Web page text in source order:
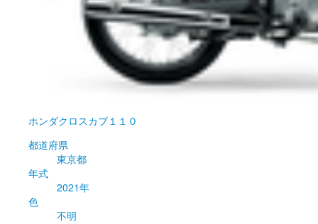
ホンダクロスカブ１１０
都道府県
東京都
年式
2021年
色
不明